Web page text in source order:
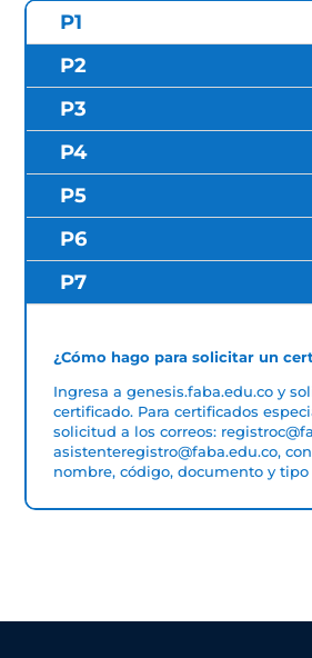
P1
P2
P3
P4
P5
P6
P7
¿Cómo hago para solicitar un
Ingresa a genesis.faba.edu.co y
certificado. Para certificados
solicitud a los correos:
asistenteregistro@faba.edu.co,
nombre, código, documento y